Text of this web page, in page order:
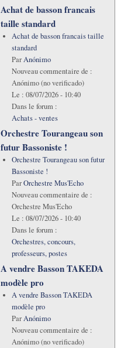
Achat de basson francais
taille standard
Achat de basson francais taille
standard
ParAnónimo
Nouveau commentaire de :
Anónimo (no verificado)
Le : 08/07/2026 - 10:40
Dans le forum :
Achats - ventes
Orchestre Tourangeau son
futur Bassoniste !
Orchestre Tourangeau son futur
Bassoniste !
ParOrchestre Mus'Echo
Nouveau commentaire de :
Orchestre Mus'Echo
Le : 08/07/2026 - 10:40
Dans le forum :
Orchestres, concours,
professeurs, postes
A vendre Basson TAKEDA
modèle pro
A vendre Basson TAKEDA
modèle pro
ParAnónimo
Nouveau commentaire de :
Anónimo (no verificado)